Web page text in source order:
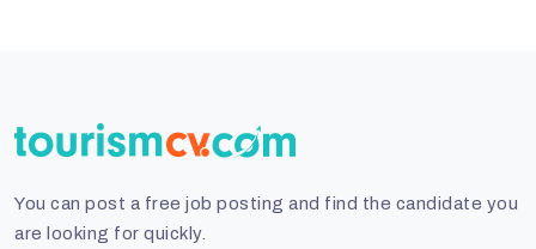
You can post a free job posting and find the candidate you
are looking for quickly.